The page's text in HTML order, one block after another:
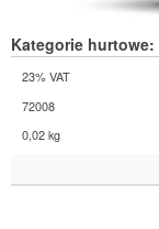
Kategorie hurtowe:
23% VAT
72008
0,02 kg